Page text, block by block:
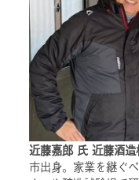
近藤嘉郎 氏 近藤酒
市出身。家業を継ぐ